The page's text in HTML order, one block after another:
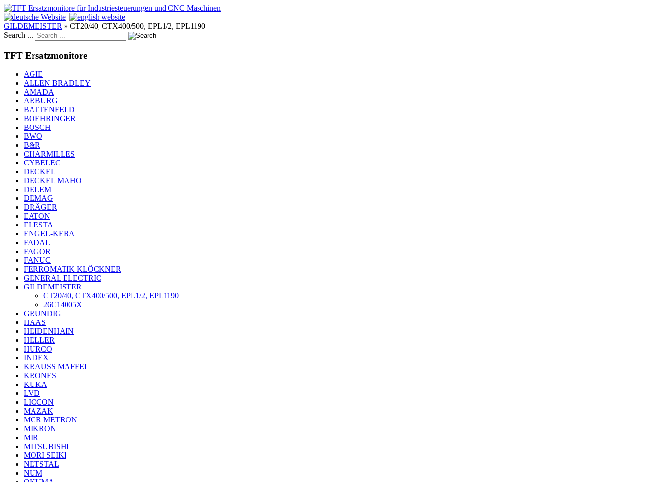
GILDEMEISTER » CT20/40, CTX400/500, EPL1/2, EPL1190
Search ...
TFT Ersatzmonitore
AGIE
ALLEN BRADLEY
AMADA
ARBURG
BATTENFELD
BOEHRINGER
BOSCH
BWO
B&R
CHARMILLES
CYBELEC
DECKEL
DECKEL MAHO
DELEM
DEMAG
DRÄGER
EATON
ELESTA
ENGEL-KEBA
FADAL
FAGOR
FANUC
FERROMATIK KLÖCKNER
GENERAL ELECTRIC
GILDEMEISTER
CT20/40, CTX400/500, EPL1/2, EPL1190
26C14005X
GRUNDIG
HAAS
HEIDENHAIN
HELLER
HURCO
INDEX
KRAUSS MAFFEI
KRONES
KUKA
LVD
LICCON
MAZAK
MCR METRON
MIKRON
MIR
MITSUBISHI
MORI SEIKI
NETSTAL
NUM